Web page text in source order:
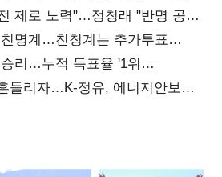
제로 노력"…정청래 "반명 공세
명계…친청계는 추가투표
리…누적 득표율 '1위
들리자…K-정유, 에너지안보